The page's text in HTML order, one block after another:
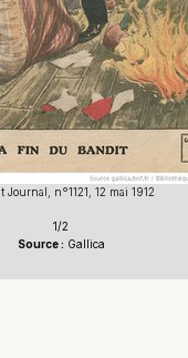
Journal, n°1121, 12 mai 1912
1/2
Source : Gallica